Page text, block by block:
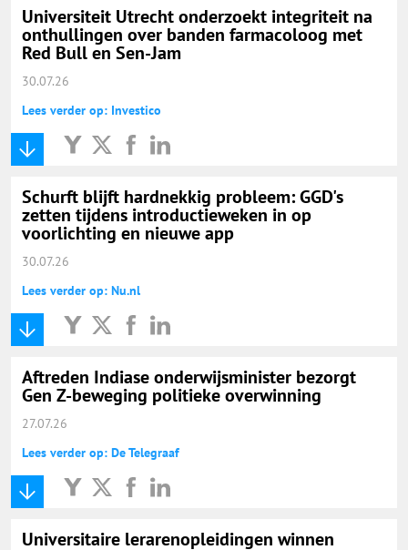
Universiteit Utrecht onderzoekt integriteit na
onthullingen over banden farmacoloog met
Red Bull en Sen-Jam
30.07.26
Lees verder op: Investico
Schurft blijft hardnekkig probleem: GGD's
zetten tijdens introductieweken in op
voorlichting en nieuwe app
30.07.26
Lees verder op: Nu.nl
Aftreden Indiase onderwijsminister bezorgt
Gen Z-beweging politieke overwinning
27.07.26
Lees verder op: De Telegraaf
Universitaire lerarenopleidingen winnen